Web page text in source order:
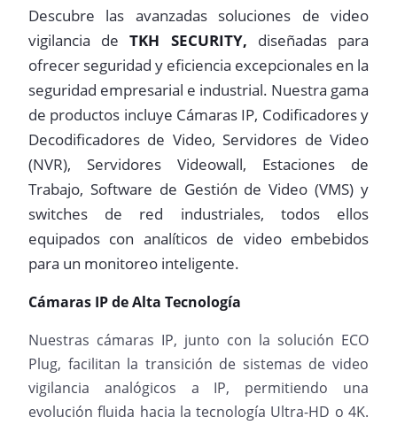
Descubre las avanzadas soluciones de video
vigilancia deTKH SECURITY, diseñadas para
ofrecer seguridad y eficiencia excepcionales en la
seguridad empresarial e industrial. Nuestra gama
de productos incluye Cámaras IP, Codificadores y
Decodificadores de Video, Servidores de Video
(NVR), Servidores Videowall, Estaciones de
Trabajo, Software de Gestión de Video (VMS) y
switches de red industriales, todos ellos
equipados con analíticos de video embebidos
para un monitoreo inteligente.
Cámaras IP de Alta Tecnología
Nuestras cámaras IP, junto con la solución ECO
Plug, facilitan la transición de sistemas de video
vigilancia analógicos a IP, permitiendo una
evolución fluida hacia la tecnología Ultra-HD o 4K.